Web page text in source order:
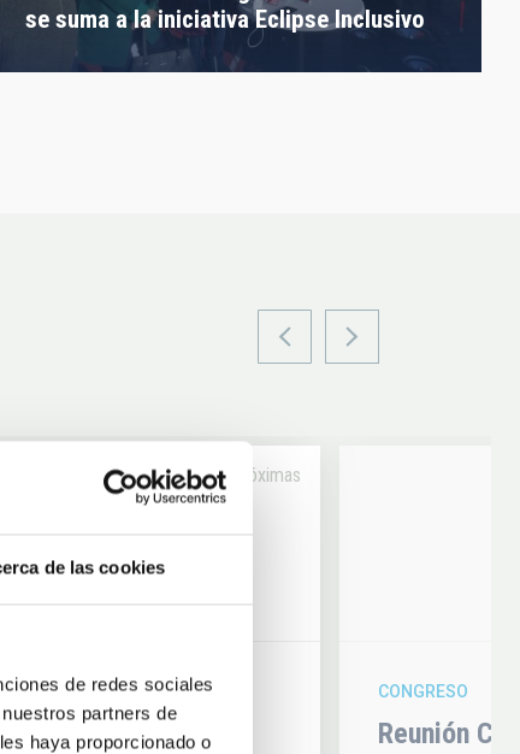
de las cookies
de redes sociales
partners de
haya proporcionado o
se suma a la iniciativa Eclipse Inclusivo
14
Próximas
2026
CONGRESO
Reunión